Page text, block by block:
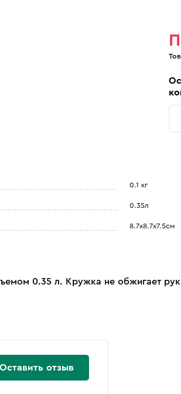
0.1 кг
0.35л
8.7х8.7х7.5см
0.35 л. Кружка не обжигает
Оставить отзыв